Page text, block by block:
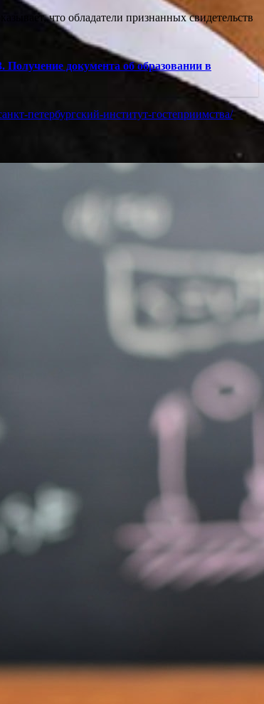
что обладатели признанных свидетельств
документа об образовании в
петербургский-институт-гостеприимства/